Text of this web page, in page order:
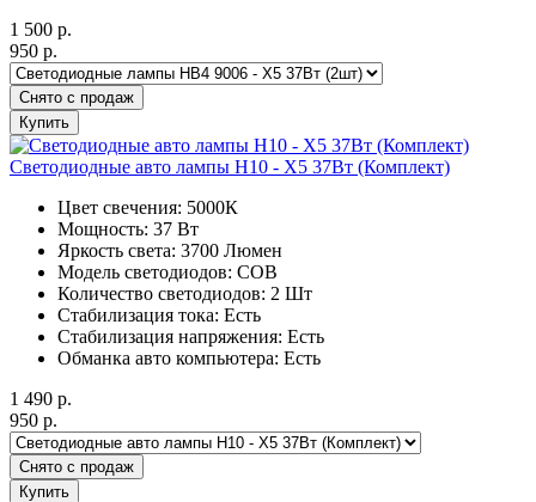
1 500 р.
950 р.
Снято с продаж
Купить
Светодиодные авто лампы H10 - X5 37Вт (Комплект)
Цвет свечения: 5000К
Мощность: 37 Вт
Яркость света: 3700 Люмен
Модель светодиодов: COB
Количество светодиодов: 2 Шт
Стабилизация тока: Есть
Стабилизация напряжения: Есть
Обманка авто компьютера: Есть
1 490 р.
950 р.
Снято с продаж
Купить